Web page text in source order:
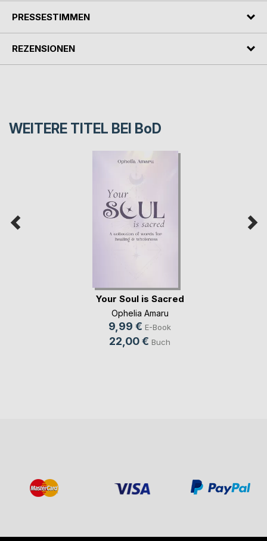
PRESSESTIMMEN
REZENSIONEN
WEITERE TITEL BEI BoD
Your Soul is Sacred
Ophelia Amaru
9,99 € E-Book
22,00 € Buch